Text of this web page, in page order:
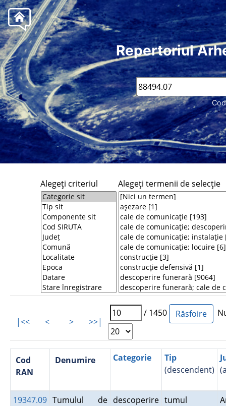
Repertoriul
Cod
Alegeţi criteriul Alegeţi termenii de selecţie
|<< < > >>|
/ 1450
Cod
RAN
Denumire Categorie
Tip
(descendent)
19347.09 Tumulul de descoperire tumul